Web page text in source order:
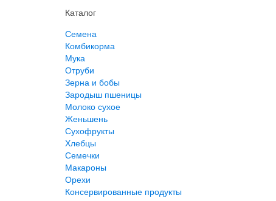
Каталог
Семена
Комбикорма
Мука
Отруби
Зерна и бобы
Зародыш пшеницы
Молоко сухое
Женьшень
Сухофрукты
Хлебцы
Семечки
Макароны
Орехи
Консервированные продукты